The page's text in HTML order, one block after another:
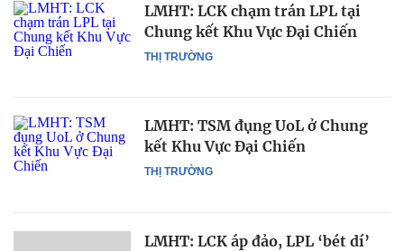
THỊ TRƯỜNG
LMHT: LCK chạm trán LPL tại
Chung kết Khu Vực Đại Chiến
THỊ TRƯỜNG
LMHT: TSM đụng UoL ở Chung
kết Khu Vực Đại Chiến
LMHT: LCK áp đảo, LPL ‘bét dí’